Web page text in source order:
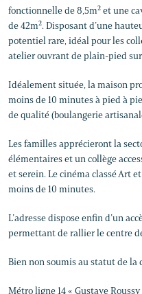
fonctionnelle de 8,5m² et une
de 42m². Disposant d’une
potentiel rare, idéal pour les
atelier ouvrant de plain-pied
Idéalement située, la maison
moins de 10 minutes à pied à
de qualité (boulangerie
Les familles apprécieront la
élémentaires et un collège
et serein. Le cinéma classé Art
moins de 10 minutes.
L’adresse dispose enfin d’un
permettant de rallier le centre
Bien non soumis au statut de la
Métro ligne 14 « Gustave